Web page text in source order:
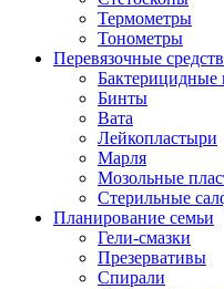
Термометры
Тонометры
Перевязочные
Бактерицидные
Бинты
Вата
Лейкопластыри
Марля
Мозольные
Стерильные
Планирование семьи
Гели-смазки
Презервативы
Спирали